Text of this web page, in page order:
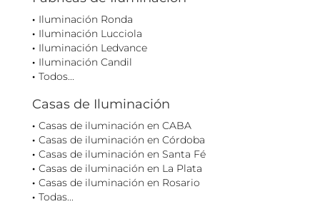
Iluminación Ronda
Iluminación Lucciola
Iluminación Ledvance
Iluminación Candil
Todos...
Casas de Iluminación
Casas de iluminación en CABA
Casas de iluminación en Córdoba
Casas de iluminación en Santa Fé
Casas de iluminación en La Plata
Casas de iluminación en Rosario
Todas...